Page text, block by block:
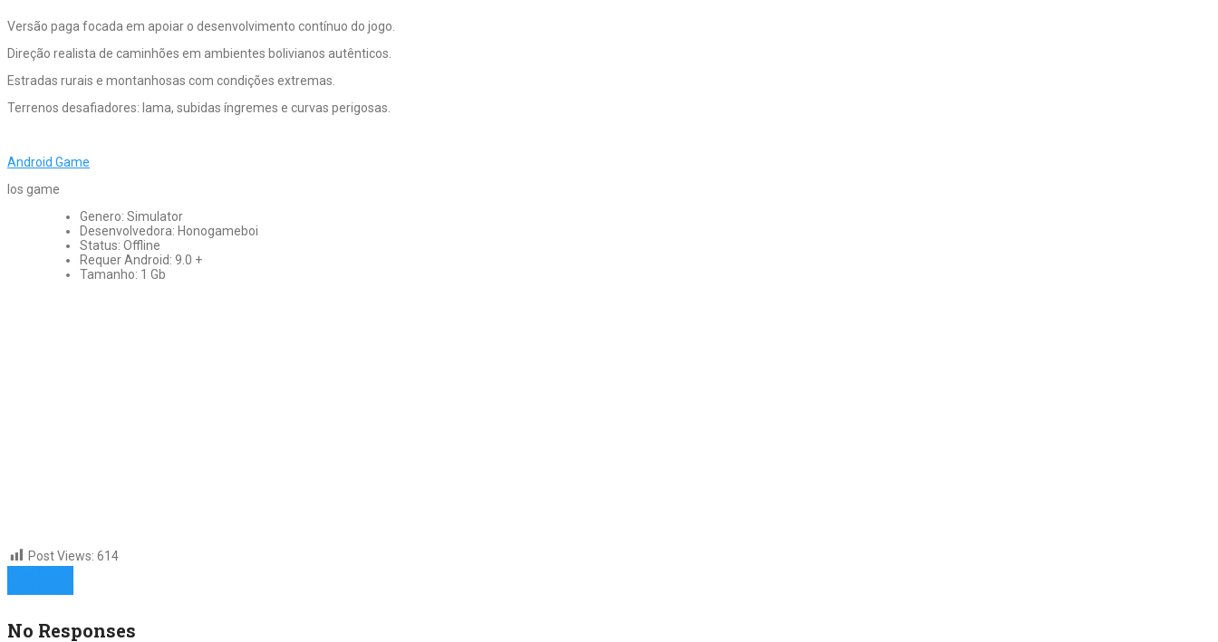
Versão paga focada em apoiar o desenvolvimento contínuo do jogo.
Direção realista de caminhões em ambientes bolivianos autênticos.
Estradas rurais e montanhosas com condições extremas.
Terrenos desafiadores: lama, subidas íngremes e curvas perigosas.
Android Game
Ios game
Genero: Simulator
Desenvolvedora: Honogameboi
Status: Offline
Requer Android: 9.0 +
Tamanho: 1 Gb
Post Views: 614
No Responses